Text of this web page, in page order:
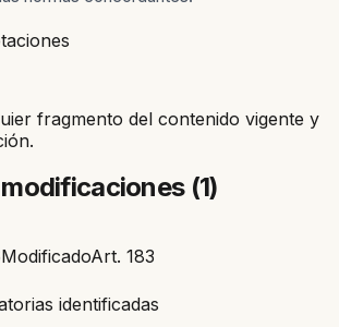
fragmento del contenido vigente y
(1)
ModificadoArt. 183
identificadas